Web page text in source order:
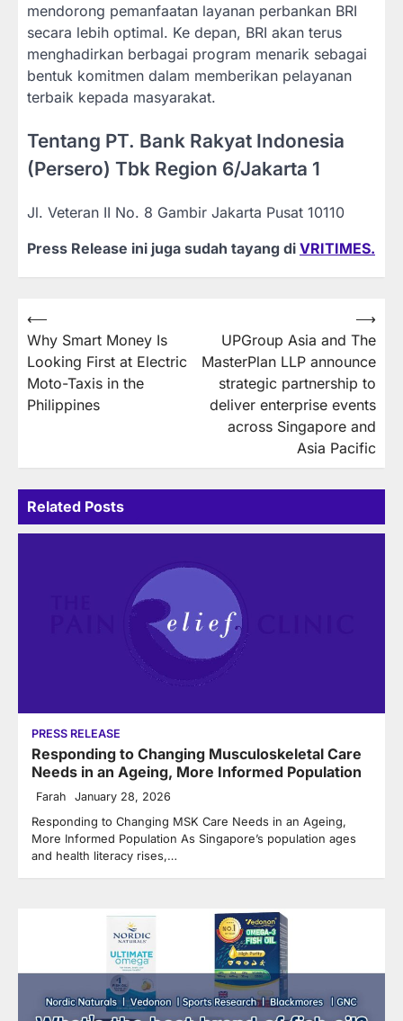
mendorong pemanfaatan layanan perbankan BRI
secara lebih optimal. Ke depan, BRI akan terus
menghadirkan berbagai program menarik sebagai
bentuk komitmen dalam memberikan pelayanan
terbaik kepada masyarakat.
Tentang PT. Bank Rakyat Indonesia
(Persero) Tbk Region 6/Jakarta 1
Jl. Veteran II No. 8 Gambir Jakarta Pusat 10110
Press Release ini juga sudah tayang di VRITIMES.
Post
navigation
⟵
Why Smart Money Is
Looking First at Electric
Moto-Taxis in the
Philippines
UPGroup Asia and The
MasterPlan LLP announce
strategic partnership to
deliver enterprise events
across Singapore and
Asia Pacific
⟶
Related Posts
PRESS RELEASE
Responding to Changing Musculoskeletal Care
Needs in an Ageing, More Informed Population
Farah January 28, 2026
Responding to Changing MSK Care Needs in an Ageing,
More Informed Population As Singapore’s population ages
and health literacy rises,…